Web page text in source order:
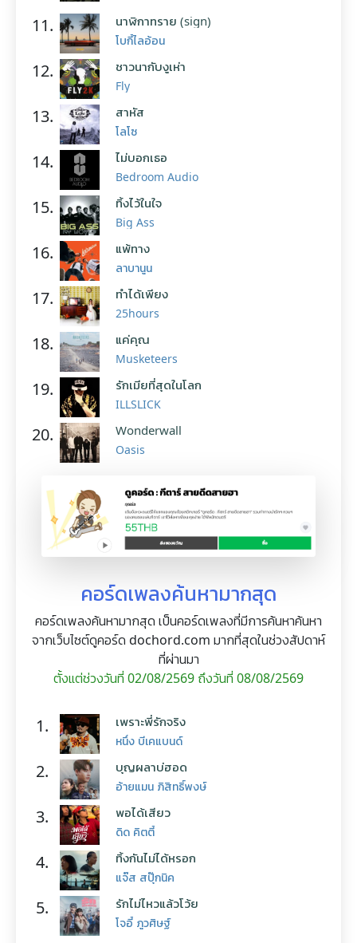
11. นาฬิกาทราย (sign)
โบกี้ไลอ้อน
12. ชาวนากับงูเห่า
Fly
13. สาหัส
โลโซ
14. ไม่บอกเธอ
Bedroom Audio
15. ทิ้งไว้ในใจ
Big Ass
16. แพ้ทาง
ลาบานูน
17. ทำได้เพียง
25hours
18. แค่คุณ
Musketeers
19. รักเมียที่สุดในโลก
ILLSLICK
20. Wonderwall
Oasis
คอร์ดเพลงค้นหามากสุด
คอร์ดเพลงค้นหามากสุด เป็นคอร์ดเพลงที่มีการค้นหาค้นหา
จากเว็บไซต์ดูคอร์ด dochord.com มากที่สุดในช่วงสัปดาห์
ที่ผ่านมา
ตั้งแต่ช่วงวันที่ 02/08/2569 ถึงวันที่ 08/08/2569
1. เพราะพี่รักจริง
หนึ่ง บีเคแบนด์
2. บุญผลาบ่ฮอด
อ้ายแมน ภิสิทธิ์พงษ์
3. พอได้เสียว
ดิด คิตตี้
4. ทิ้งกันไม่ได้หรอก
แจ๊ส สปุ๊กนิค
5. รักไม่ไหวแล้วโว้ย
โจอี้ ภูวศิษฐ์